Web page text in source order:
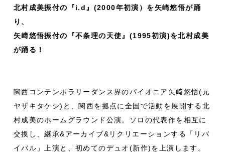
北村成美振付の『i.d』(2000年初演）を矢崎悠悟が踊
り、
矢﨑悠悟振付の『不条理の天使』(1995初演)を北村成美
が踊る！
関西コンテンポラリーダンス界のパイオニア矢﨑悠悟(元
ヤザキタケシ)と、関西を拠点に全国で活動を展開する北
村成美のホームグラウンド公演。ソロの代表作を相互に
交換し、継承&アーカイブ&リクリエーションする「リバ
イバル」上演と、初めてのデュオ(新作)を上演します。